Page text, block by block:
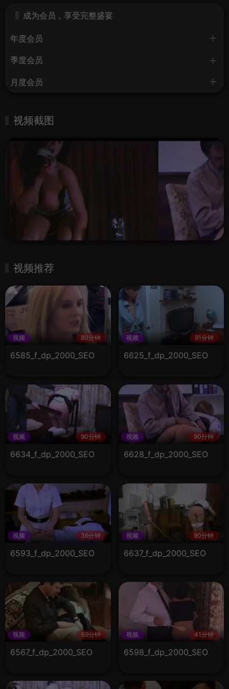
成为会员，享受完整盛宴
年度会员
季度会员
月度会员
视频截图
视频推荐
视频 80分钟
6585_f_dp_2000_SEO
视频 91分钟
6625_f_dp_2000_SEO
视频 90分钟
6634_f_dp_2000_SEO
视频 90分钟
6628_f_dp_2000_SEO
视频 36分钟
6593_f_dp_2000_SEO
视频 90分钟
6637_f_dp_2000_SEO
视频 69分钟
6567_f_dp_2000_SEO
视频 41分钟
6598_f_dp_2000_SEO